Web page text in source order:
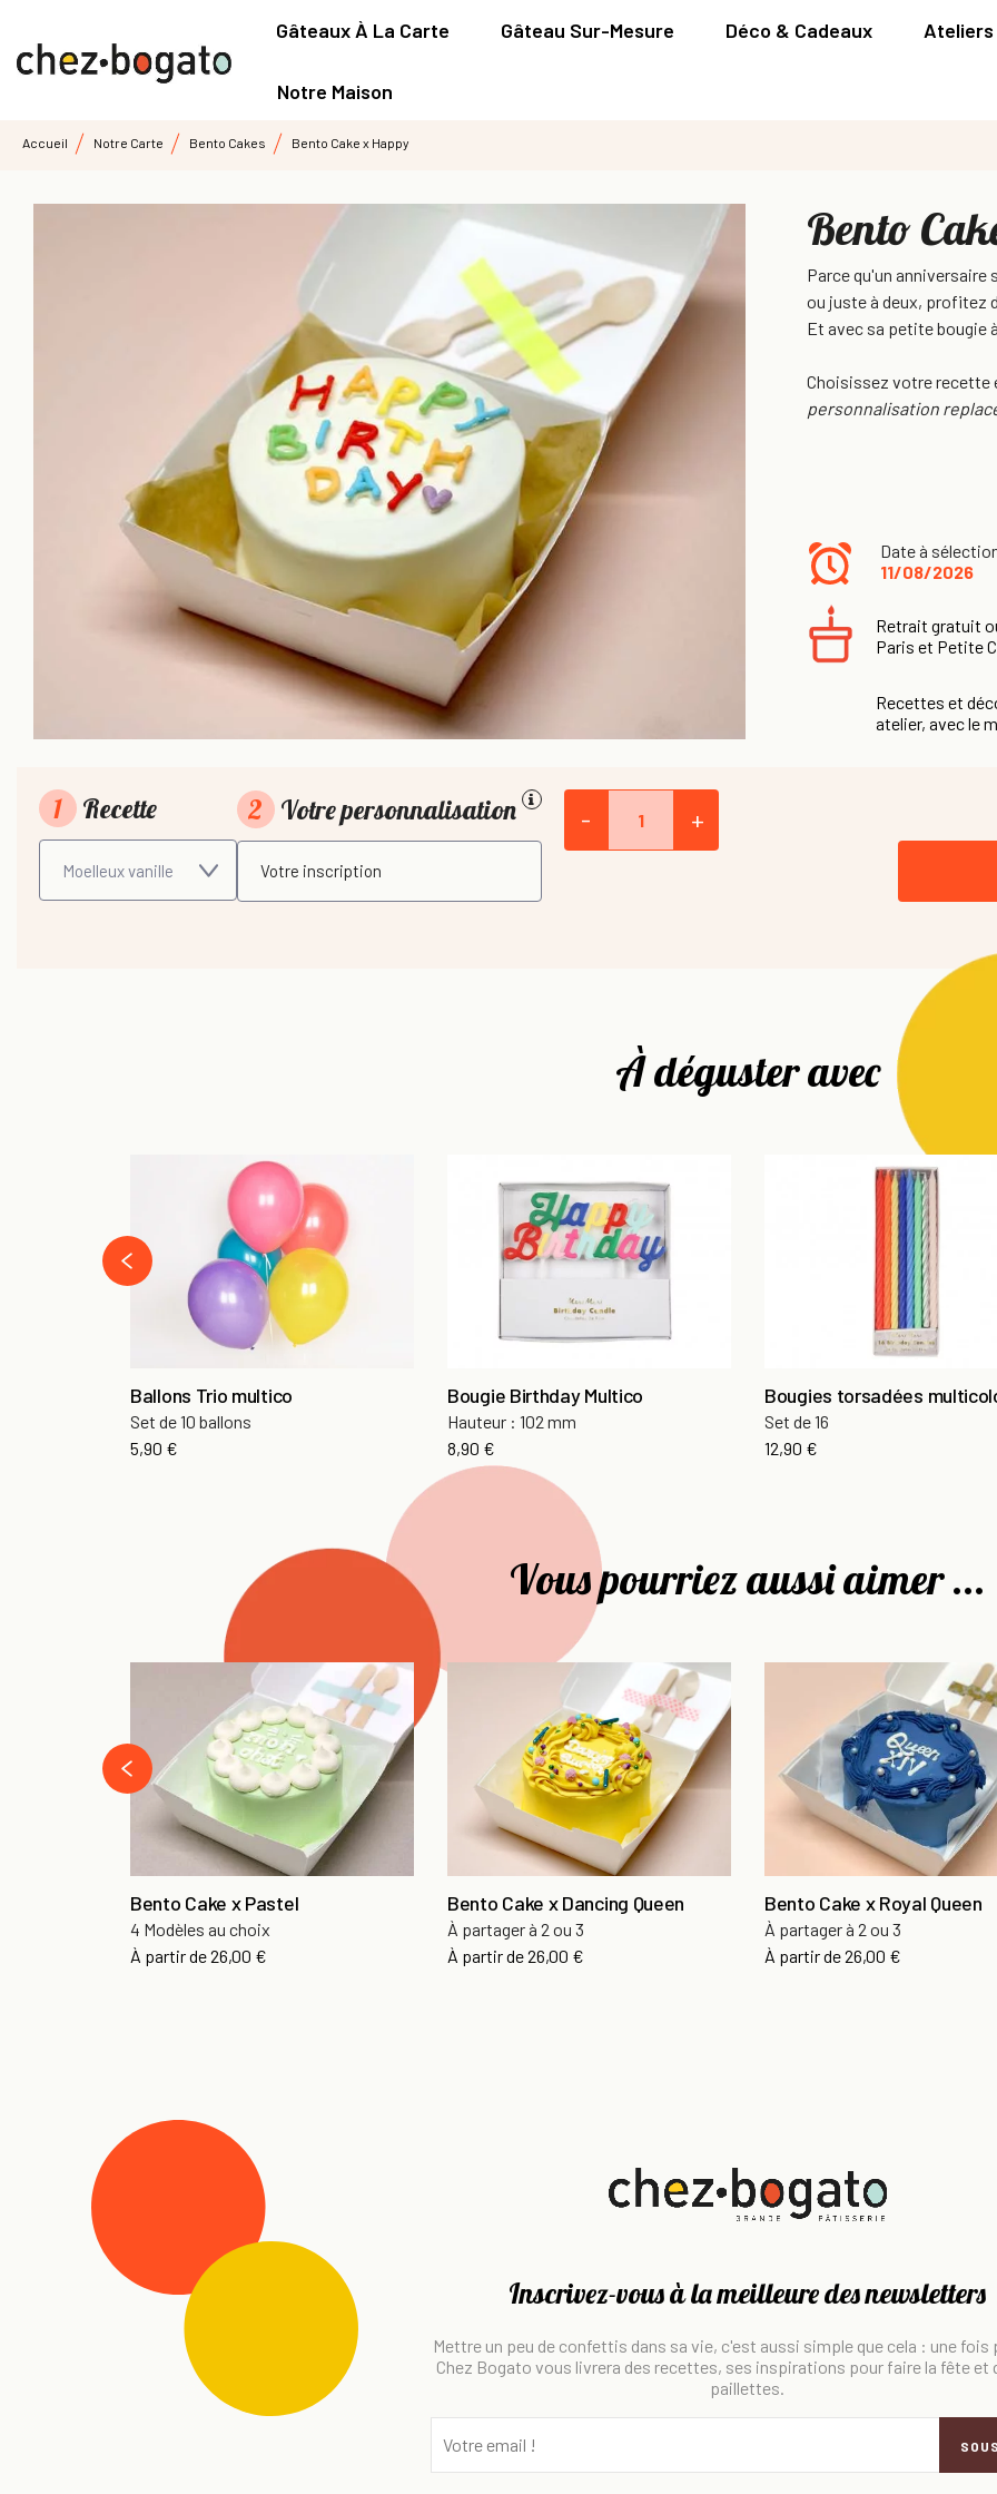
Gâteaux À La Carte Gâteau Sur-Mesure Déco & Cadeaux Ateliers
Notre Maison
Accueil Notre Carte Bento Cakes Bento Cake x Happy
Bento
Parce qu'un anniversaire
ou juste à deux, profitez
Et avec sa petite bougie
Choisissez votre
personnalisation
Date à
11/08/2026
Retrait gratuit
Paris et Petite
Recettes et
atelier, avec le
1 Recette 2 Votre personnalisation - +
À déguster avec
Ballons Trio multico
Set de 10 ballons
Prix
5,90 €
Bougie Birthday Multico
Hauteur : 102 mm
Prix
8,90 €
Bougies torsadées
Set de 16
Prix
12,90 €
prev
Vous pourriez aussi aimer ...
Bento Cake x Pastel
4 Modèles au choix
À partir de26,00 €
Bento Cake x Dancing Queen
À partager à 2 ou 3
À partir de26,00 €
Bento Cake x Royal Queen
À partager à 2 ou 3
À partir de26,00 €
‹
Inscrivez-vous à la meilleure des newsletters
Mettre un peu de confettis dans sa vie, c'est aussi simple que cela : une fois
Chez Bogato vous livrera des recettes, ses inspirations pour faire la fête et
paillettes.